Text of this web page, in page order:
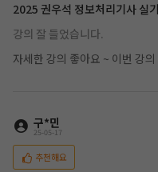
2025 권우석 정보처리기사 실
강의 잘 들었습니다.
자세한 강의 좋아요 ~ 이번 강
구*민
25-05-17
추천해요